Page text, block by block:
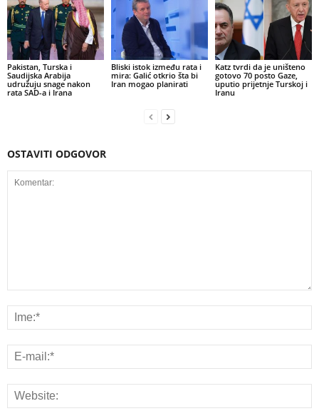
Pakistan, Turska i
Saudijska Arabija
udružuju snage nakon
rata SAD-a i Irana
Bliski istok između rata i
mira: Galić otkrio šta bi
Iran mogao planirati
Katz tvrdi da je uništeno
gotovo 70 posto Gaze,
uputio prijetnje Turskoj i
Iranu
OSTAVITI ODGOVOR